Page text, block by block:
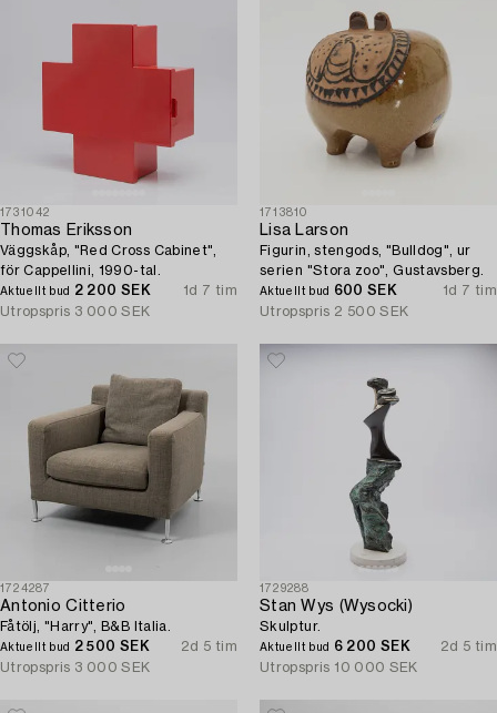
1731042
Thomas Eriksson
Väggskåp, "Red Cross Cabinet",
för Cappellini, 1990-tal.
Aktuellt bud 2 200 SEK
1d 7 tim
Utropspris 3 000 SEK
1713810
Lisa Larson
Figurin, stengods, "Bulldog", ur
serien "Stora zoo", Gustavsberg.
Aktuellt bud 600 SEK
1d 7 tim
Utropspris 2 500 SEK
1724287
Antonio Citterio
Fåtölj, "Harry", B&B Italia.
Aktuellt bud 2 500 SEK
2d 5 tim
Utropspris 3 000 SEK
1729288
Stan Wys (Wysocki)
Skulptur.
Aktuellt bud 6 200 SEK
2d 5 tim
Utropspris 10 000 SEK